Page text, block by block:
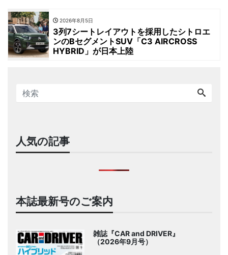
2026年8月5日
3列7シートレイアウトを採用したシトロエ
ンのBセグメントSUV「C3 AIRCROSS
HYBRID」が日本上陸
人気の記事
本誌最新号のご案内
雑誌『CAR and DRIVER』
（2026年9月号）